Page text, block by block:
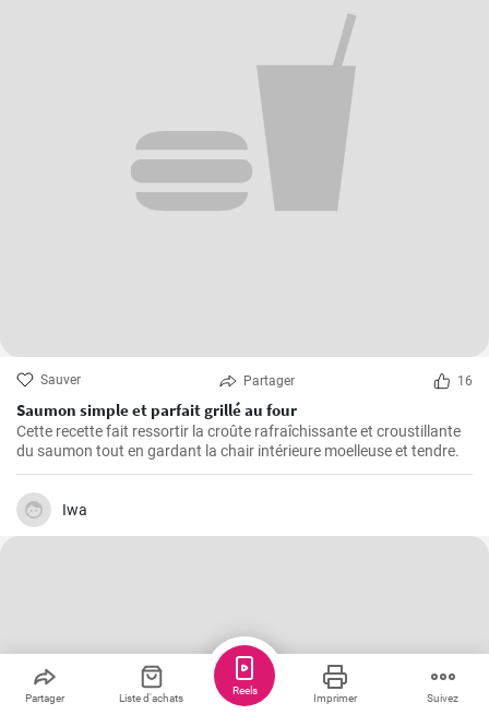
Sauver Partager 16
Saumon simple et parfait grillé au four
Cette recette fait ressortir la croûte rafraîchissante et croustillante
du saumon tout en gardant la chair intérieure moelleuse et tendre.
Iwa
Partager Liste d'achats Imprimer Suivez
Reels